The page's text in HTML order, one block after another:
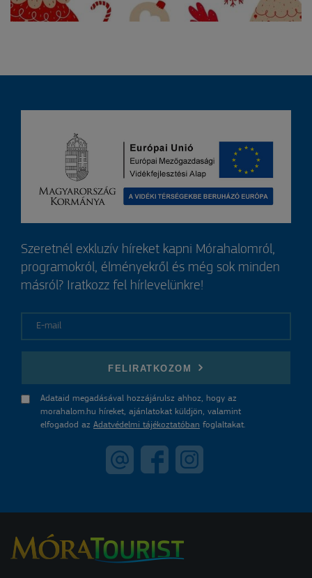
Szeretnél exkluzív híreket kapni Mórahalomról,
programokról, élményekről és még sok minden
másról? Iratkozz fel hírlevelünkre!
FELIRATKOZOM
Adataid megadásával hozzájárulsz ahhoz, hogy az
morahalom.hu híreket, ajánlatokat küldjön, valamint
elfogadod az Adatvédelmi tájékoztatóban foglaltakat.